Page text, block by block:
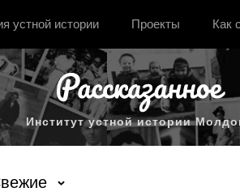
устной истории Проекты Как
Институт устной истории